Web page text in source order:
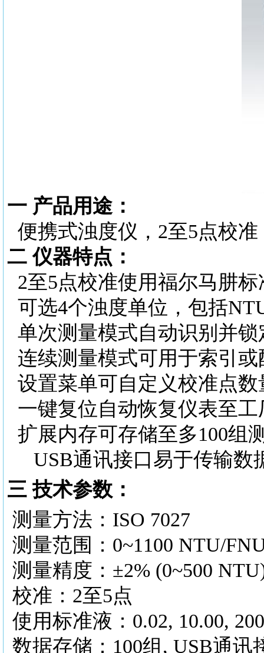
一 产品用途：
便携式浊度仪，2至5点校
二 仪器特点：
2至5点校准使用福尔马肼标
可选4个浊度单位，包括
单次测量模式自动识别并
连续测量模式可用于索引
设置菜单可自定义校准点
一键复位自动恢复仪表至
扩展内存可存储至多100组
USB通讯接口易于传输数
三 技术参数：
测量方法：ISO 7027
测量范围：0~1100 NTU/
测量精度：±2% (0~500
校准：2至5点
使用标准液：0.02, 10.00,
数据存储：100组, USB通讯